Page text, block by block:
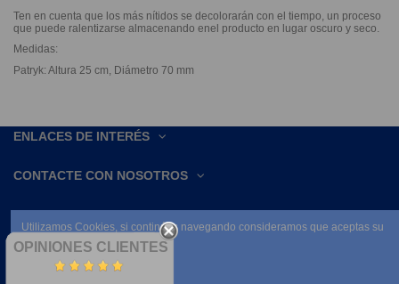
Ten en cuenta que los más nítidos se decolorarán con el tiempo, un proceso
que puede ralentizarse almacenando enel producto en lugar oscuro y seco.
Medidas:
Patryk: Altura 25 cm, Diámetro 70 mm
ENLACES DE INTERÉS
CONTACTE CON NOSOTROS
OPINIONES CLIENTES
Utilizamos Cookies, si continúas navegando consideramos que aceptas su
uso.
Leer condiciones